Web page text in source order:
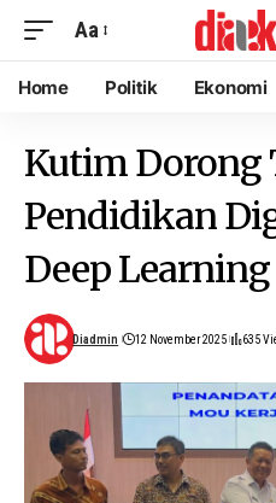
Aa
Home Politik Ekonomi
Kutim Dorong
Pendidikan
Deep Learning
Diadmin 12 November 2025 635